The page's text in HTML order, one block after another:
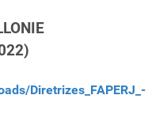
Diretrizes_FAPERJ_-